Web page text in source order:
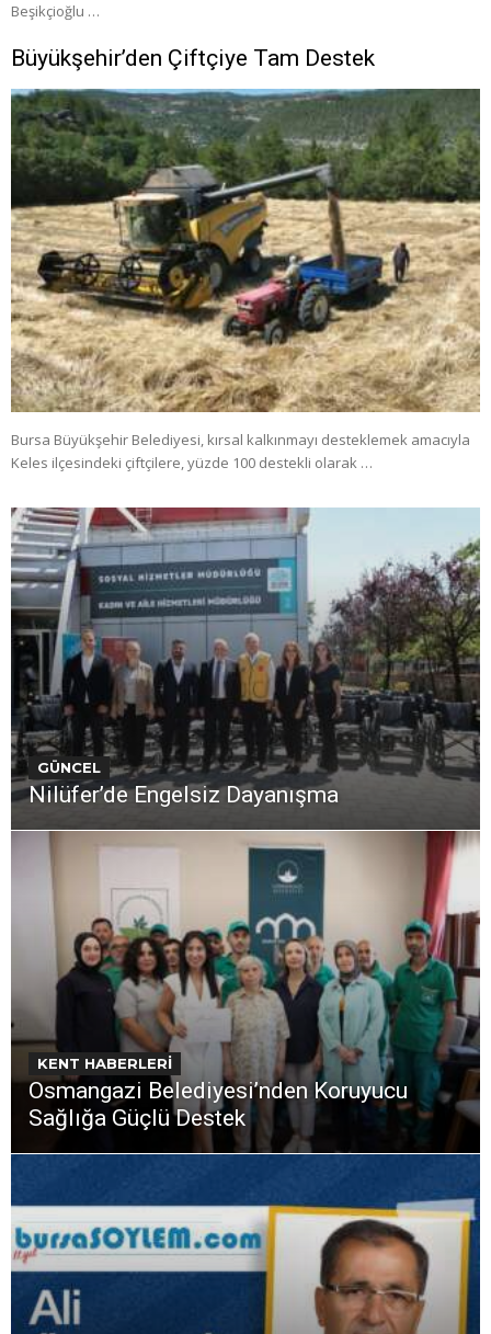
Beşikçioğlu …
Büyükşehir’den Çiftçiye Tam Destek
Bursa Büyükşehir Belediyesi, kırsal kalkınmayı desteklemek amacıyla
Keles ilçesindeki çiftçilere, yüzde 100 destekli olarak …
GÜNCEL
Nilüfer’de Engelsiz Dayanışma
KENT HABERLERİ
Osmangazi Belediyesi’nden Koruyucu
Sağlığa Güçlü Destek